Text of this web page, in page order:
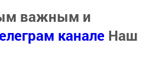
важным и
канале Наш